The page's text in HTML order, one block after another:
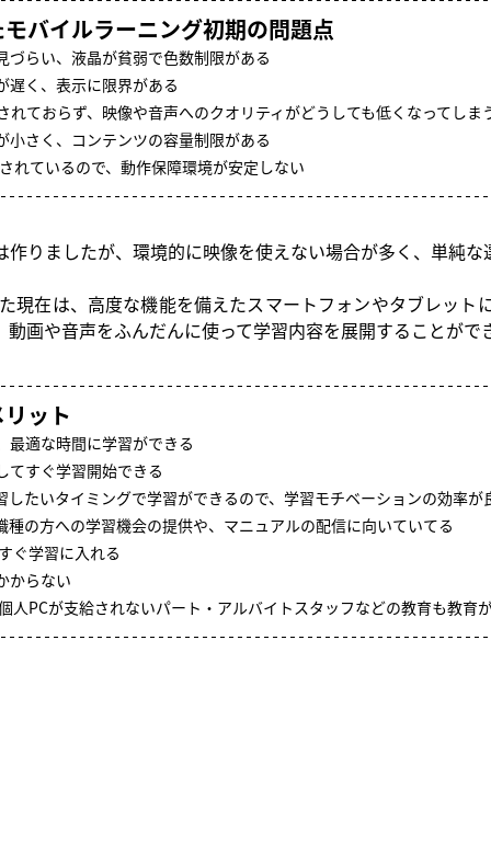
バイルラーニング初期の問題点
づらい、液晶が貧弱で色数制限がある
遅く、表示に限界がある
ておらず、映像や音声へのクオリティがどうしても低くなってしま
小さく、コンテンツの容量制限がある
れているので、動作保障環境が安定しない
りましたが、環境的に映像を使えない場合が多く、単純な
現在は、高度な機能を備えたスマートフォンやタブレッ
画や音声をふんだんに使って学習内容を展開することが
ット
最適な時間に学習ができる
てすぐ学習開始できる
したいタイミングで学習ができるので、学習モチベーションの効率が
種の方への学習機会の提供や、マニュアルの配信に向いていてる
ぐ学習に入れる
からない
人PCが支給されないパート・アルバイトスタッフなどの教育も教育